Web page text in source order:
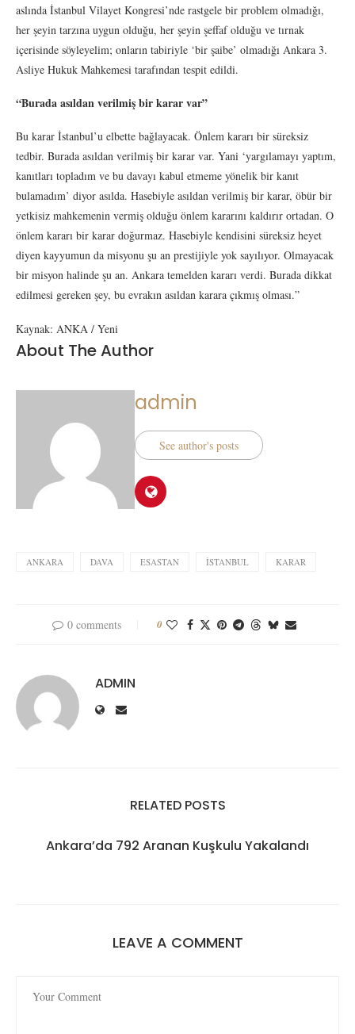
aslında İstanbul Vilayet Kongresi’nde rastgele bir problem olmadığı,
her şeyin tarzına uygun olduğu, her şeyin şeffaf olduğu ve tırnak
içerisinde söyleyelim; onların tabiriyle ‘bir şaibe’ olmadığı Ankara 3.
Asliye Hukuk Mahkemesi tarafından tespit edildi.
“Burada asıldan verilmiş bir karar var”
Bu karar İstanbul’u elbette bağlayacak. Önlem kararı bir süreksiz
tedbir. Burada asıldan verilmiş bir karar var. Yani ‘yargılamayı yaptım,
kanıtları topladım ve bu davayı kabul etmeme yönelik bir kanıt
bulamadım’ diyor asılda. Hasebiyle asıldan verilmiş bir karar, öbür bir
yetkisiz mahkemenin vermiş olduğu önlem kararını kaldırır ortadan. O
önlem kararı bir karar doğurmaz. Hasebiyle kendisini süreksiz heyet
diyen kayyumun da misyonu şu an prestijiyle yok sayılıyor. Olmayacak
bir misyon halinde şu an. Ankara temelden kararı verdi. Burada dikkat
edilmesi gereken şey, bu evrakın asıldan karara çıkmış olması.”
Kaynak: ANKA / Yeni
About The Author
admin
See author's posts
ANKARA DAVA ESASTAN İSTANBUL KARAR
0 comments 0
ADMIN
RELATED POSTS
Ankara’da 792 Aranan Kuşkulu Yakalandı
LEAVE A COMMENT